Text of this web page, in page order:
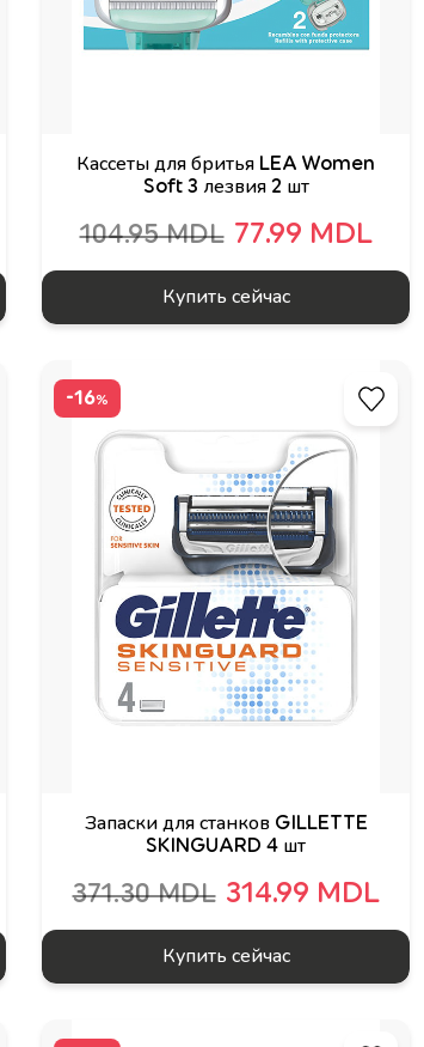
Кассеты для бритья LEA Women
Soft 3 лезвия 2 шт
104.95 MDL 77.99 MDL
Купить сейчас
-16%
Запаски для станков GILLETTE
SKINGUARD 4 шт
371.30 MDL 314.99 MDL
Купить сейчас